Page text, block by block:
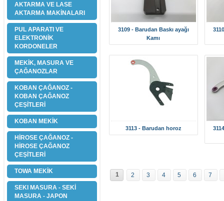
AKTARMA VE LASE
AKTARMA MAKİNALARI
PUL APARATI VE
ELEKTRONİK
KORDONELER
MEKİK, MASURA VE
ÇAĞANOZLAR
KOBAN ÇAĞANOZ -
KOBAN ÇAĞANOZ
ÇEŞİTLERİ
KOBAN MEKİK
HİROSE ÇAĞANOZ -
HİROSE ÇAĞANOZ
ÇEŞİTLERİ
TOWA MEKİK
SEKI MASURA - SEKİ
MASURA - JAPON
3109 - Barudan Baskı ayağı
Kamı
3113 - Barudan horoz
1 2 3 4 5 6 7